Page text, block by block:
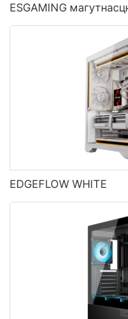
ESGAMING
з эфектыўнасцю
EDGEFLOW WHITE